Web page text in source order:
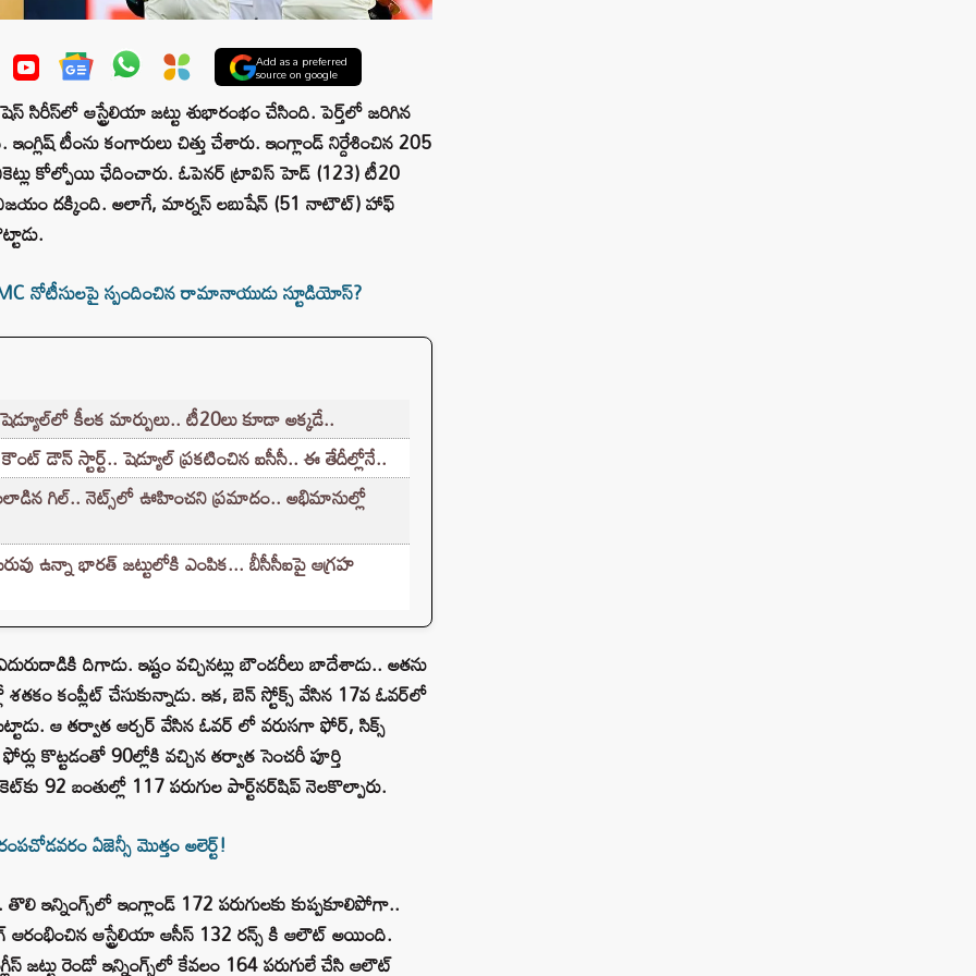
Add as a preferred
source on google
సిరీస్‌లో ఆస్ట్రేలియా జట్టు శుభారంభం చేసింది. పెర్త్‌లో జరిగిన
టీంను కంగారులు చిత్తు చేశారు. ఇంగ్లాండ్ నిర్దేశించిన 205
కోల్పోయి ఛేదించారు. ఓపెనర్ ట్రావిస్ హెడ్ (123) టీ20
దక్కింది. అలాగే, మార్నస్ లబుషేన్ (51 నాటౌట్) హాఫ్
నోటీసులపై స్పందించిన రామానాయుడు స్టూడియోస్?
కీలక మార్పులు.. టీ20లు కూడా అక్కడే..
కౌంట్ డౌన్ స్టార్ట్.. షెడ్యూల్ ప్రకటించిన ఐసీసీ.. ఈ తేదీల్లోనే..
గిల్.. నెట్స్‌లో ఊహించని ప్రమాదం.. అభిమానుల్లో
ఉన్నా భారత్ జట్టులోకి ఎంపిక... బీసీసీఐపై ఆగ్రహ
దిగాడు. ఇష్టం వచ్చినట్లు బౌండరీలు బాదేశాడు.. అతను
కంప్లీట్ చేసుకున్నాడు. ఇక, బెన్ స్టోక్స్ వేసిన 17వ ఓవర్‌లో
ఆ తర్వాత ఆర్చర్ వేసిన ఓవర్ లో వరుసగా ఫోర్, సిక్స్
కొట్టడంతో 90ల్లోకి వచ్చిన తర్వాత సెంచరీ పూర్తి
92 బంతుల్లో 117 పరుగుల పార్ట్⁪నర్⁪షిప్ నెలకొల్పారు.
ఏజెన్సీ మొత్తం అలెర్ట్‌!
ఇంగ్లాండ్ 172 పరుగులకు కుప్పకూలిపోగా..
ఆస్ట్రేలియా ఆసీస్‌ 132 రన్స్ కి ఆలౌట్ అయింది.
జట్టు రెండో ఇన్నింగ్స్‌లో కేవలం 164 పరుగులే చేసి ఆలౌట్